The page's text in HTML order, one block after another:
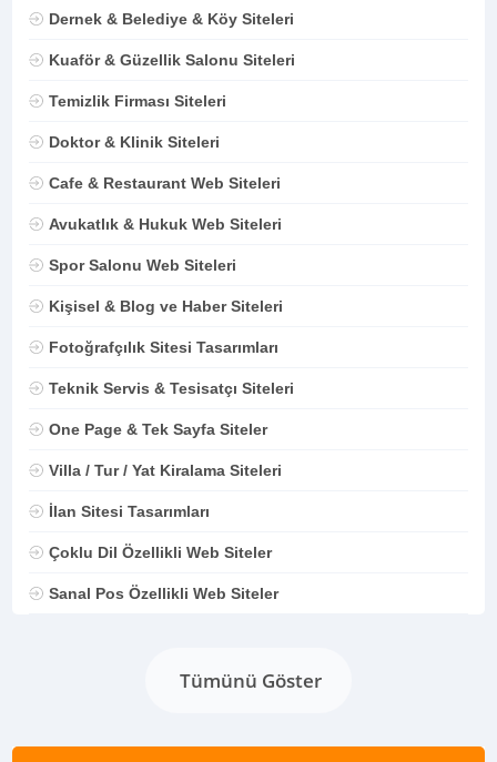
Dernek & Belediye & Köy Siteleri
Kuaför & Güzellik Salonu Siteleri
Temizlik Firması Siteleri
Doktor & Klinik Siteleri
Cafe & Restaurant Web Siteleri
Avukatlık & Hukuk Web Siteleri
Spor Salonu Web Siteleri
Kişisel & Blog ve Haber Siteleri
Fotoğrafçılık Sitesi Tasarımları
Teknik Servis & Tesisatçı Siteleri
One Page & Tek Sayfa Siteler
Villa / Tur / Yat Kiralama Siteleri
İlan Sitesi Tasarımları
Çoklu Dil Özellikli Web Siteler
Sanal Pos Özellikli Web Siteler
Tümünü Göster